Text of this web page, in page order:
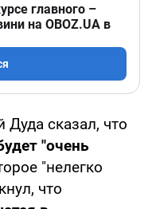
главного –
на OBOZ.UA в
сказал, что
"очень
"нелегко
что